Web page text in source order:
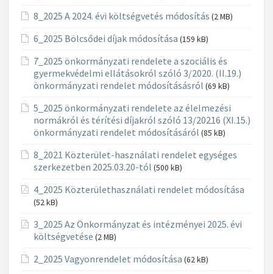
8_2025 A 2024. évi költségvetés módosítás (2 MB)
6_2025 Bölcsődei díjak módosítása (159 kB)
7_2025 önkormányzati rendelete a szociális és
gyermekvédelmi ellátásokról szóló 3/2020. (II.19.)
önkormányzati rendelet módosításásról (69 kB)
5_2025 önkormányzati rendelete az élelmezési
normákról és térítési díjakról szóló 13/20216 (XI.15.)
önkormányzati rendelet módosításáról (85 kB)
8_2021 Közterület-használati rendelet egységes
szerkezetben 2025.03.20-tól (500 kB)
4_2025 Közterülethasználati rendelet módosítása
(52 kB)
3_2025 Az Önkormányzat és intézményei 2025. évi
költségvetése (2 MB)
2_2025 Vagyonrendelet módosítása (62 kB)